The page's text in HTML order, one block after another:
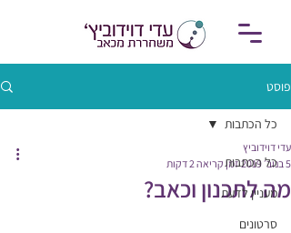
פוסט
כל הכתבות
מעניין לדעת
סרטונים
כל הכתבות
מה לתכנון וכאב?
עדי דוידוביץ
5 בנוב׳ 2019
זמן קריאה 2 דקות